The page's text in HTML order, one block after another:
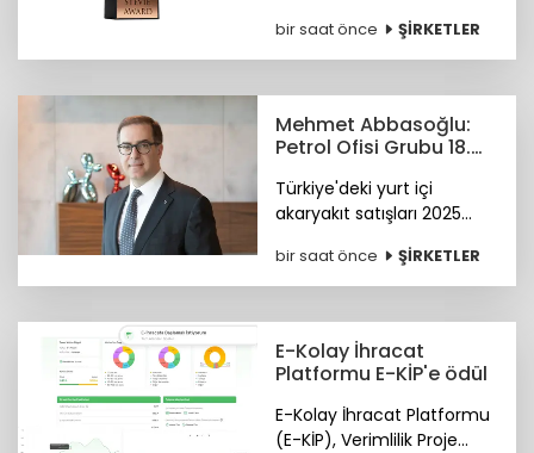
Bronz Stevie Ödülü'nün
sahibi oldu. Ödüller 28
bir saat önce ŞİRKETLER
Mehmet Abbasoğlu:
Petrol Ofisi Grubu 18.
Türkiye'deki yurt içi
akaryakıt satışları 2025
yükseldi. Petrol Ofisi
Grubu, yurt içi toplam
zirvede kapattı.
bir saat önce ŞİRKETLER
E-Kolay İhracat
Platformu E-KİP'e ödül
E-Kolay İhracat Platformu
(E-KİP), Verimlilik Proje